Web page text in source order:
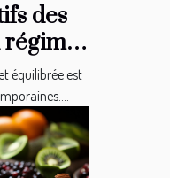
des
régime
équilibrée est